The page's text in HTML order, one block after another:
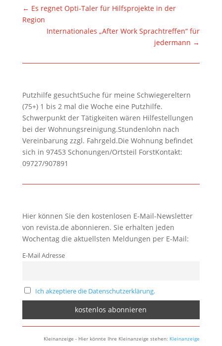
← Es regnet Opti-Taler für Hilfsprojekte in der
Region
Internationales „After Work Sprachtreffen“ für
jedermann →
Putzhilfe gesuchtSuche für meine Schwiegereltern
(75+) 1 bis 2 mal die Woche eine Putzhilfe.
Schwerpunkt der Tätigkeiten wären Hilfestellungen
bei der Wohnungsreinigung.Stundenlohn nach
Vereinbarung zzgl. Fahrgeld.Die Wohnung befindet
sich in 97453 Schonungen/Ortsteil ForstKontakt:
09727/907891
Hier können Sie den kostenlosen E-Mail-Newsletter
von revista.de abonnieren. Sie erhalten jeden
Wochentag die aktuellsten Meldungen per E-Mail:
E-Mail Adresse
Ich akzeptiere die Datenschutzerklärung.
Kleinanzeige - Hier könnte Ihre Kleinanzeige stehen: Kleinanzeige